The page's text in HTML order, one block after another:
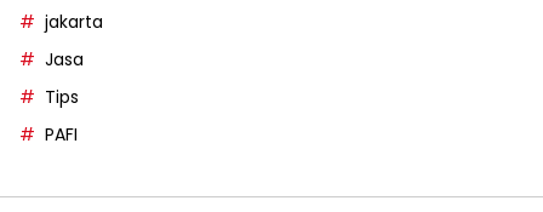
jakarta
Jasa
Tips
PAFI